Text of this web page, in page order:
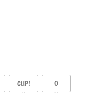
CLIP! 0